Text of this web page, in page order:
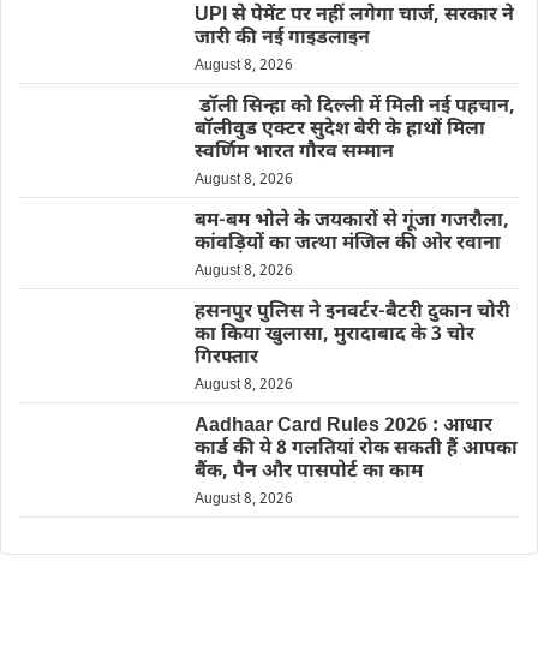
UPI से पेमेंट पर नहीं लगेगा चार्ज, सरकार ने
जारी की नई गाइडलाइन
August 8, 2026
डॉली सिन्हा को दिल्ली में मिली नई पहचान,
बॉलीवुड एक्टर सुदेश बेरी के हाथों मिला
स्वर्णिम भारत गौरव सम्मान
August 8, 2026
बम-बम भोले के जयकारों से गूंजा गजरौला,
कांवड़ियों का जत्था मंजिल की ओर रवाना
August 8, 2026
हसनपुर पुलिस ने इनवर्टर-बैटरी दुकान चोरी
का किया खुलासा, मुरादाबाद के 3 चोर
गिरफ्तार
August 8, 2026
Aadhaar Card Rules 2026 : आधार
कार्ड की ये 8 गलतियां रोक सकती हैं आपका
बैंक, पैन और पासपोर्ट का काम
August 8, 2026